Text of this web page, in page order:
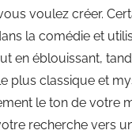
voulez créer.
la comédie et
en éblouissant,
plus classique et
le ton de votre
recherche vers